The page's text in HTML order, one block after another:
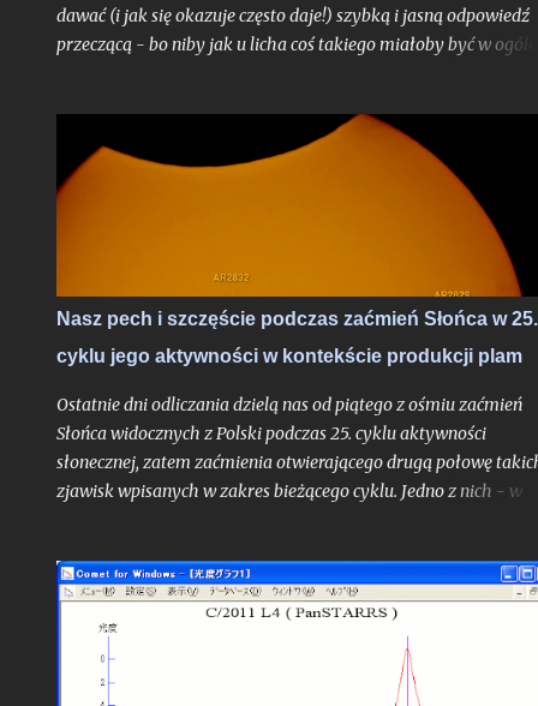
dawać (i jak się okazuje często daje!) szybką i jasną odpowiedź
przeczącą - bo niby jak u licha coś takiego miałoby być w ogóle
postanowiłem opisać teraz jeszcze szerzej w ramach całego
na blogu, albowiem stanowi ono bardzo interesujące zadanie
obserwacyjne, do wykonania którego chciałbym dziś zachęcić
zwłaszcza tych z Was, którzy mieszkają nad Morzem
Nasz pech i szczęście podczas zaćmień Słońca w 25.
cyklu jego aktywności w kontekście produkcji plam
Ostatnie dni odliczania dzielą nas od piątego z ośmiu zaćmień
Słońca widocznych z Polski podczas 25. cyklu aktywności
słonecznej, zatem zaćmienia otwierającego drugą połowę
zjawisk wpisanych w zakres bieżącego cyklu. Jedno z nich - w
skoro przynajmniej garstka Polaków mogła je ujrzeć nie
się ze swojego miejsca zamieszkania to nie ma podstaw by je w
statystyce pominąć. Rok 2020 był czasem, gdy obecny cykl
słoneczny klasyfikowany od grudnia 2019 roku, dopiero
raczkował. Trudno było więc oczekiwać aby tarcza Słońca była